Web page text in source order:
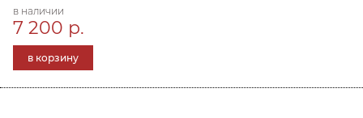
в наличии
7 200 р.
в корзину